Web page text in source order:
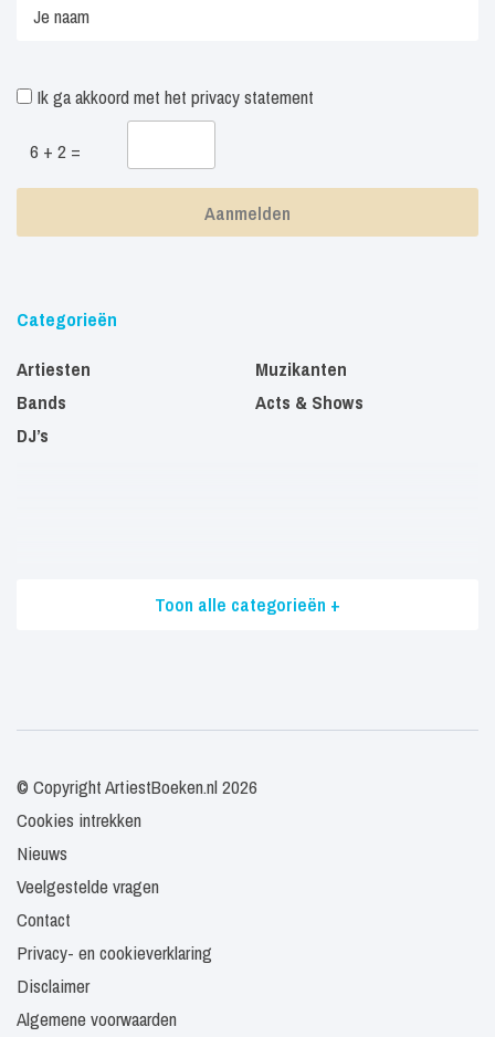
Ik ga akkoord met het privacy statement
6 + 2 =
Categorieën
Artiesten
Bands
DJ’s
Muzikanten
Acts & Shows
Toon alle categorieën +
© Copyright ArtiestBoeken.nl 2026
Cookies intrekken
Nieuws
Veelgestelde vragen
Contact
Privacy- en cookieverklaring
Disclaimer
Algemene voorwaarden